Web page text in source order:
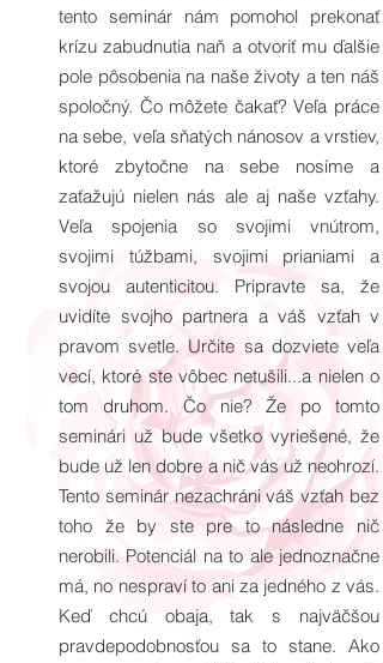
tento seminár nám pomohol prekonať
krízu zabudnutia naň a otvoriť mu ďalšie
pole pôsobenia na naše životy a ten náš
spoločný. Čo môžete čakať? Veľa práce
na sebe, veľa sňatých nánosov a vrstiev,
ktoré zbytočne na sebe nosíme a
zaťažujú nielen nás ale aj naše vzťahy.
Veľa spojenia so svojimi vnútrom,
svojimi túžbami, svojimi prianiami a
svojou autenticitou. Pripravte sa, že
uvidíte svojho partnera a váš vzťah v
pravom svetle. Určite sa dozviete veľa
vecí, ktoré ste vôbec netušili...a nielen o
tom druhom. Čo nie? Že po tomto
seminári už bude všetko vyriešené, že
bude už len dobre a nič vás už neohrozí.
Tento seminár nezachráni váš vzťah bez
toho že by ste pre to následne nič
nerobili. Potenciál na to ale jednoznačne
má, no nespraví to ani za jedného z vás.
Keď chcú obaja, tak s najväčšou
pravdepodobnosťou sa to stane. Ako